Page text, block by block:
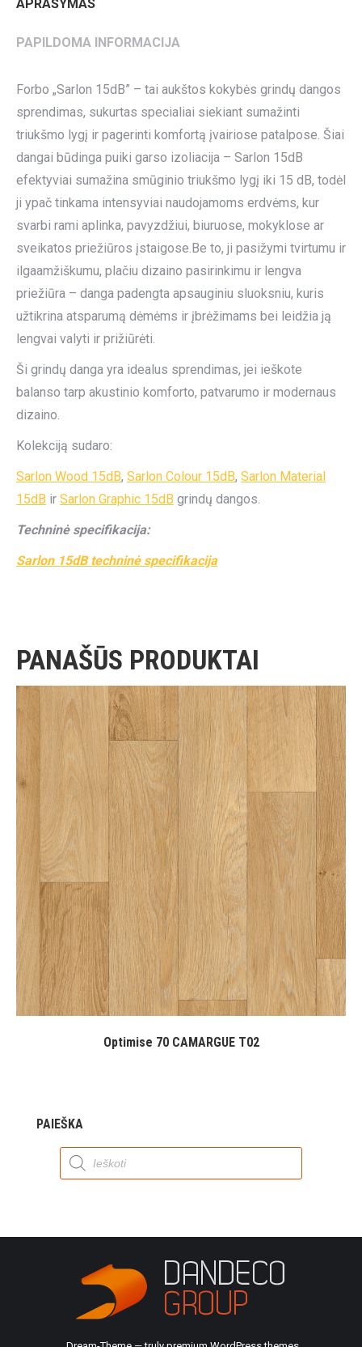
APRAŠYMAS
PAPILDOMA INFORMACIJA
Forbo „Sarlon 15dB” – tai aukštos kokybės grindų dangos
sprendimas, sukurtas specialiai siekiant sumažinti
triukšmo lygį ir pagerinti komfortą įvairiose patalpose. Šiai
dangai būdinga puiki garso izoliacija – Sarlon 15dB
efektyviai sumažina smūginio triukšmo lygį iki 15 dB, todėl
ji ypač tinkama intensyviai naudojamoms erdvėms, kur
svarbi rami aplinka, pavyzdžiui, biuruose, mokyklose ar
sveikatos priežiūros įstaigose.Be to, ji pasižymi tvirtumu ir
ilgaamžiškumu, plačiu dizaino pasirinkimu ir lengva
priežiūra – danga padengta apsauginiu sluoksniu, kuris
užtikrina atsparumą dėmėms ir įbrėžimams bei leidžia ją
lengvai valyti ir prižiūrėti.
Ši grindų danga yra idealus sprendimas, jei ieškote
balanso tarp akustinio komforto, patvarumo ir modernaus
dizaino.
Kolekciją sudaro:
Sarlon Wood 15dB, Sarlon Colour 15dB, Sarlon Material
15dB ir Sarlon Graphic 15dB grindų dangos.
Techninė specifikacija:
Sarlon 15dB techninė specifikacija
PANAŠŪS PRODUKTAI
Optimise 70 CAMARGUE T02
PAIEŠKA
Products
search